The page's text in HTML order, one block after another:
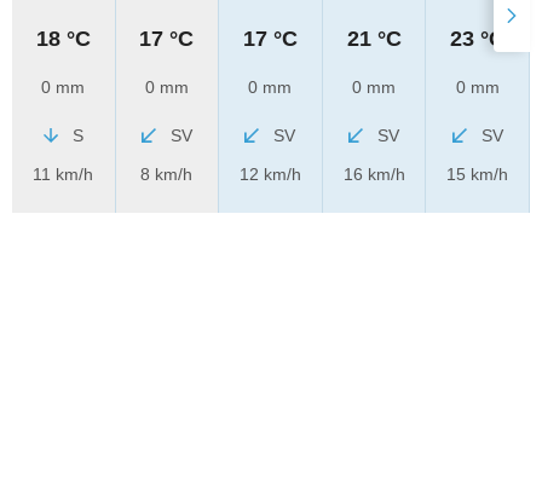
18 °C
0 mm
S
11 km/h
17 °C
0 mm
SV
8 km/h
17 °C
0 mm
SV
12 km/h
21 °C
0 mm
SV
16 km/h
23 °C
0 mm
SV
15 km/h